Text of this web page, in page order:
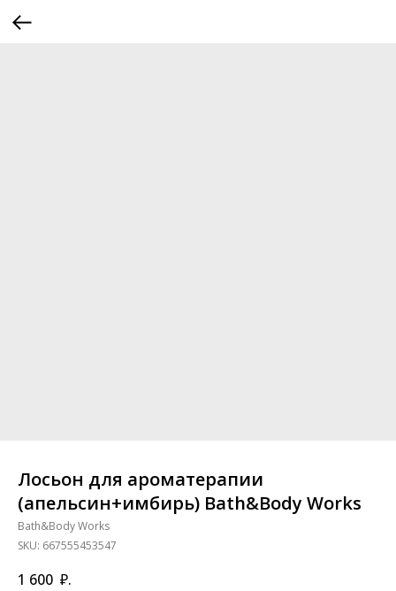
Лосьон для ароматерапии
(апельсин+имбирь) Bath&Body Works
Bath&Body Works
SKU: 667555453547
1 600 ₽.